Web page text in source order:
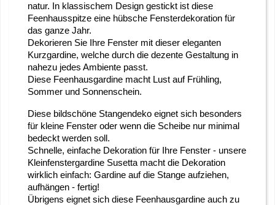
natur. In klassischem Design gestickt ist diese
Feenhausspitze eine hübsche Fensterdekoration für
das ganze Jahr.
Dekorieren Sie Ihre Fenster mit dieser eleganten
Kurzgardine, welche durch die dezente Gestaltung in
nahezu jedes Ambiente passt.
Diese Feenhausgardine macht Lust auf Frühling,
Sommer und Sonnenschein.
Diese bildschöne Stangendeko eignet sich besonders
für kleine Fenster oder wenn die Scheibe nur minimal
bedeckt werden soll.
Schnelle, einfache Dekoration für Ihre Fenster - unsere
Kleinfenstergardine Susetta macht die Dekoration
wirklich einfach: Gardine auf die Stange aufziehen,
aufhängen - fertig!
Übrigens eignet sich diese Feenhausgardine auch zu